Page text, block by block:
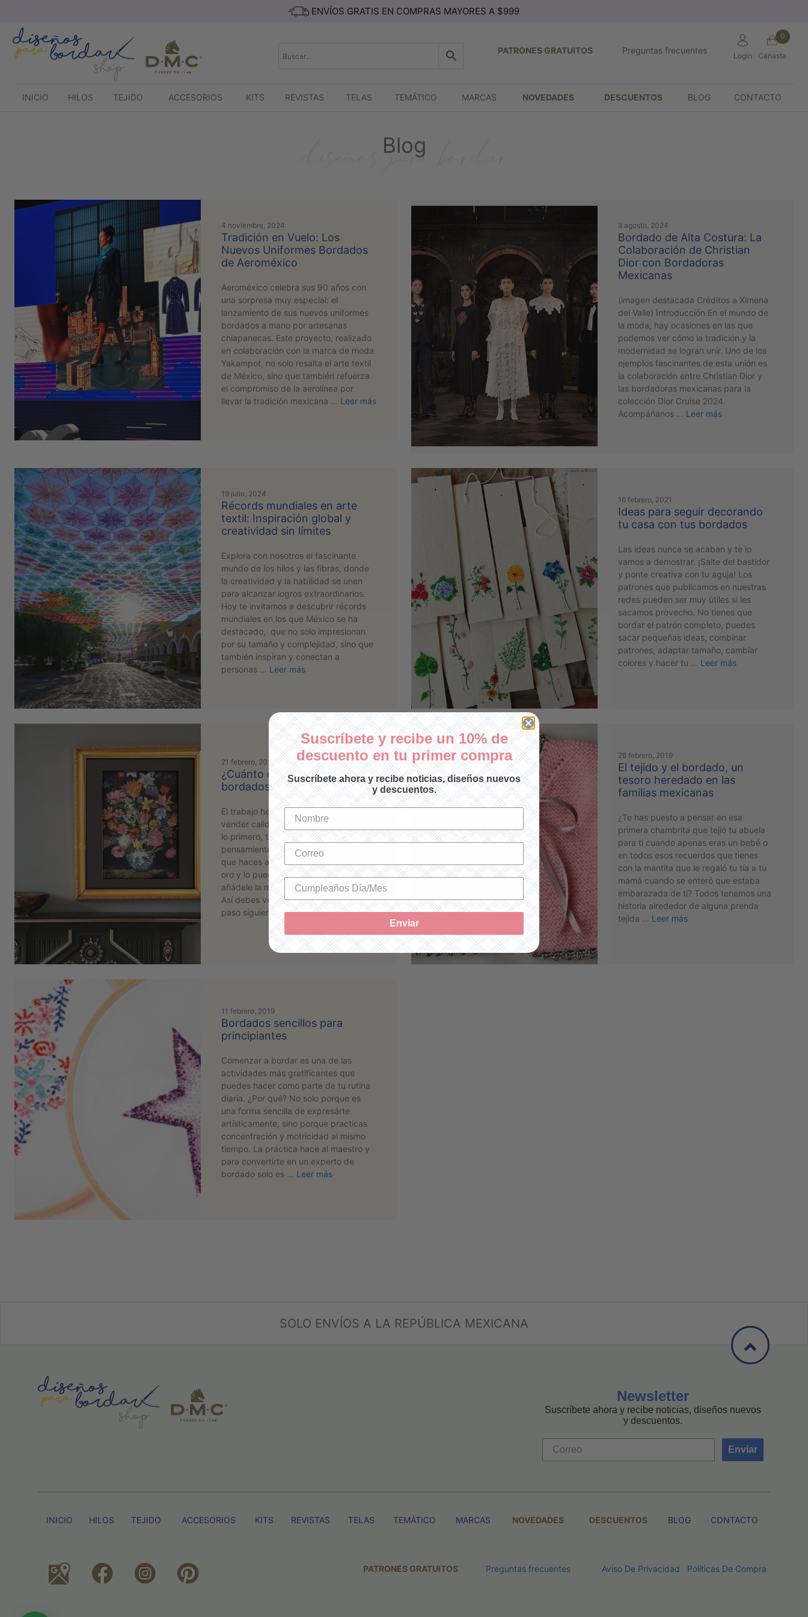
contenido
ENVÍOS GRATIS EN COMPRAS MAYORES A $999
PATRONES GRATUITOS Preguntas frecuentes
Login
0
Canasta
INICIO HILOS TEJIDO ACCESORIOS KITS REVISTAS TELAS TEMÁTICO MARCAS NOVEDADES DESCUENTOS BLOG CONTACTO
Blog
4 noviembre, 2024
Tradición en Vuelo: Los
Nuevos Uniformes Bordados
de Aeroméxico
Aeroméxico celebra sus 90 años con
una sorpresa muy especial: el
lanzamiento de sus nuevos uniformes
bordados a mano por artesanas
chiapanecas. Este proyecto, realizado
en colaboración con la marca de moda
Yakampot, no solo resalta el arte textil
de México, sino que también refuerza
el compromiso de la aerolínea por
llevar la tradición mexicana … Leer más
8 agosto, 2024
Bordado de Alta Costura: La
Colaboración de Christian
Dior con Bordadoras
Mexicanas
(imagen destacada Créditos a Ximena
del Valle) Introducción En el mundo de
la moda, hay ocasiones en las que
podemos ver cómo la tradición y la
modernidad se logran unir. Uno de los
ejemplos fascinantes de esta unión es
la colaboración entre Christian Dior y
las bordadoras mexicanas para la
colección Dior Cruise 2024.
Acompáñanos … Leer más
19 julio, 2024
Récords mundiales en arte
textil: Inspiración global y
creatividad sin límites
Explora con nosotros el fascinante
mundo de los hilos y las fibras, donde
la creatividad y la habilidad se unen
para alcanzar logros extraordinarios.
Hoy te invitamos a descubrir récords
mundiales en los que México se ha
destacado, que no solo impresionan
por su tamaño y complejidad, sino que
también inspiran y conectan a
personas … Leer más
16 febrero, 2021
Ideas para seguir decorando
tu casa con tus bordados
Las ideas nunca se acaban y te lo
vamos a demostrar. ¡Salte del bastidor
y ponte creativa con tu aguja! Los
patrones que publicamos en nuestras
redes pueden ser muy útiles si les
sacamos provecho. No tienes que
bordar el patrón completo, puedes
sacar pequeñas ideas, combinar
patrones, adaptar tamaño, cambiar
colores y hacer tu … Leer más
21 febrero, 2020
¿Cuánto cobrar por mis
bordados?
El trabajo hecho a mano siempre va a
vender calidad y creatividad. Primero
lo primero, tu creatividad, tus
pensamientos, imaginación y todo lo
que haces a partir de tus ideas, vale
oro y lo puedes vender muy bien, a eso
añádele la mano de obra y materiales.
Así debes vender tus bordados, el
paso siguiente …Leer más
28 febrero, 2019
El tejido y el bordado, un
tesoro heredado en las
familias mexicanas
¿Te has puesto a pensar en esa
primera chambrita que tejió tu abuela
para ti cuando apenas eras un bebé o
en todos esos recuerdos que tienes
con la mantita que le regaló tu tía a tu
mamá cuando se enteró que estaba
embarazada de ti? Todos tenemos una
historia alrededor de alguna prenda
tejida … Leer más
11 febrero, 2019
Bordados sencillos para
principiantes
Comenzar a bordar es una de las
actividades más gratificantes que
puedes hacer como parte de tu rutina
diaria. ¿Por qué? No solo porque es
una forma sencilla de expresárte
artísticamente, sino porque practicas
concentración y motricidad al mismo
tiempo. La práctica hace al maestro y
para convertirte en un experto de
bordado solo es … Leer más
SOLO ENVÍOS A LA REPÚBLICA MEXICANA
Newsletter
Suscríbete ahora y recibe noticias, diseños nuevos
y descuentos.
Enviar
INICIO HILOS TEJIDO ACCESORIOS KITS REVISTAS TELAS TEMÁTICO MARCAS NOVEDADES DESCUENTOS BLOG CONTACTO
PATRONES GRATUITOS Preguntas frecuentes Aviso De Privacidad Políticas De Compra
Suscríbete y recibe un 10% de
descuento en tu primer compra
Suscríbete ahora y recibe noticias, diseños nuevos
y descuentos.
Enviar